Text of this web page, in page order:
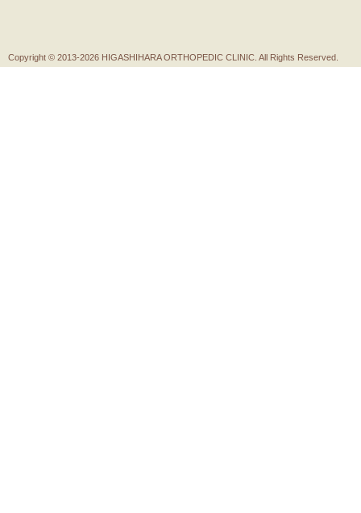
Copyright © 2013-2026 HIGASHIHARA ORTHOPEDIC CLINIC. All Rights Reserved.